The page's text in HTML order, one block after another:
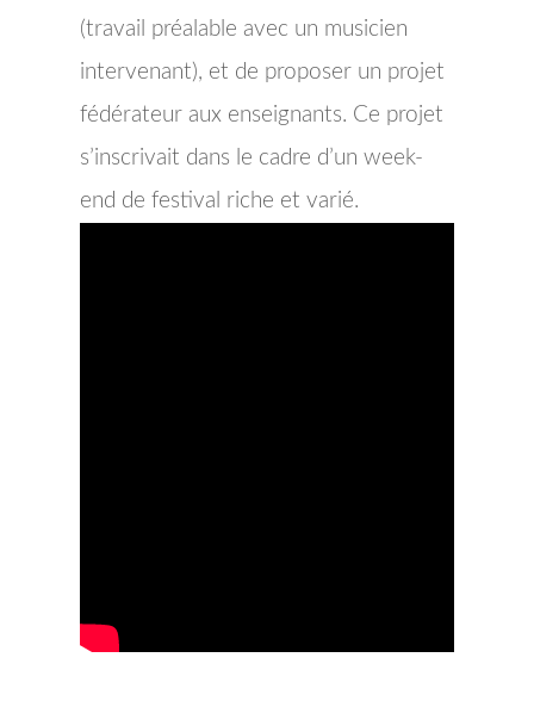
(travail préalable avec un musicien
intervenant), et de proposer un projet
fédérateur aux enseignants. Ce projet
s’inscrivait dans le cadre d’un week-
end de festival riche et varié.